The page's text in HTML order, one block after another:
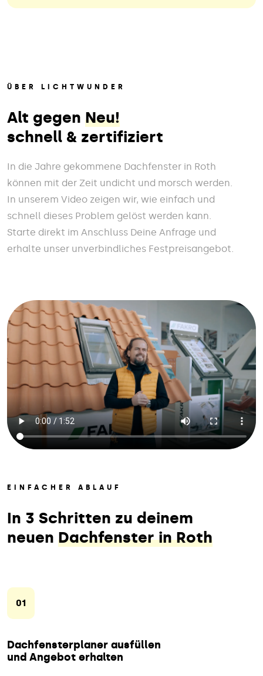
ÜBER LICHTWUNDER
Alt gegen Neu!
schnell & zertifiziert
In die Jahre gekommene Dachfenster in Roth
können mit der Zeit undicht und morsch werden.
In unserem Video zeigen wir, wie einfach und
schnell dieses Problem gelöst werden kann.
Starte direkt im Anschluss Deine Anfrage und
erhalte unser unverbindliches Festpreisangebot.
EINFACHER ABLAUF
In 3 Schritten zu deinem
neuen Dachfenster in Roth
01
Dachfensterplaner ausfüllen
und Angebot erhalten